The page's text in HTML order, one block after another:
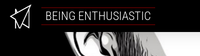
BEING ENTHUSIASTIC